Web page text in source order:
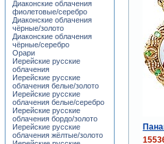
Диаконские облачения
фиолетовые/серебро
Диаконские облачения
чёрные/золото
Диаконские облачения
чёрные/серебро
Орари
Иерейские русские
облачения
Иерейские русские
облачения белые/золото
Иерейские русские
облачения белые/серебро
Иерейские русские
облачения бордо/золото
Иерейские русские
облачения жёлтые/золото